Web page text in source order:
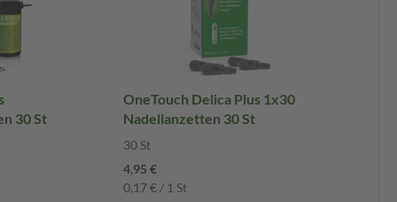
30 St
OneTouch Delica Plus 1x30
Nadellanzetten 30 St
30 St
4,95 €
0,17 € / 1 St